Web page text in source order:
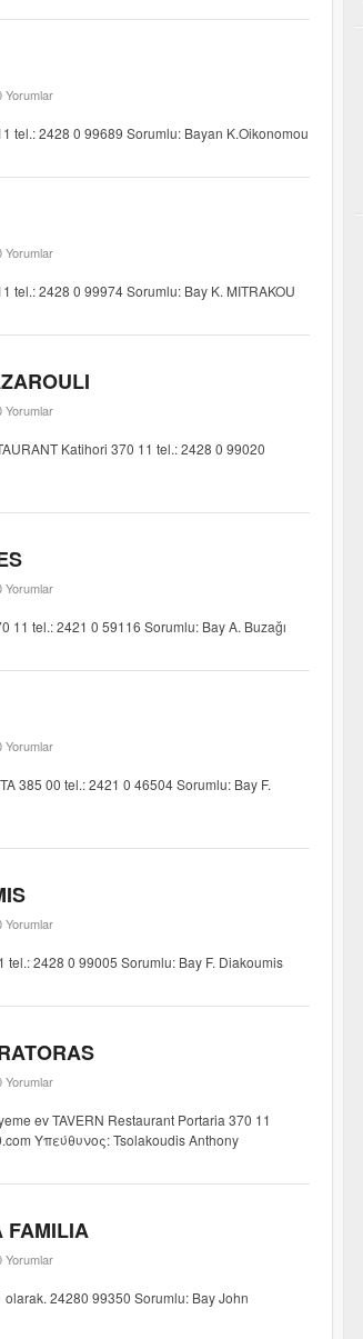
Yorumlar
tel.: 2428 0 99689 Sorumlu: Bayan K.Oikonomou
Yorumlar
tel.: 2428 0 99974 Sorumlu: Bay K. MITRAKOU
Yorumlar
Katihori 370 11 tel.: 2428 0 99020
Yorumlar
11 tel.: 2421 0 59116 Sorumlu: Bay A. Buzağı
Yorumlar
385 00 tel.: 2421 0 46504 Sorumlu: Bay F.
Yorumlar
tel.: 2428 0 99005 Sorumlu: Bay F. Diakoumis
Yorumlar
ev TAVERN Restaurant Portaria 370 11
Υπεύθυνος: Tsolakoudis Anthony
FAMILIA
Yorumlar
olarak. 24280 99350 Sorumlu: Bay John